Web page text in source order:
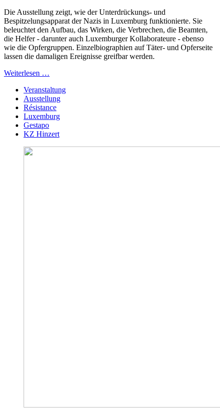
Die Ausstellung zeigt, wie der Unterdrückungs- und
Bespitzelungsapparat der Nazis in Luxemburg funktionierte. Sie
beleuchtet den Aufbau, das Wirken, die Verbrechen, die Beamten,
die Helfer - darunter auch Luxemburger Kollaborateure - ebenso
wie die Opfergruppen. Einzelbiographien auf Täter- und Opferseite
lassen die damaligen Ereignisse greifbar werden.
Weiterlesen …
Veranstaltung
Ausstellung
Résistance
Luxemburg
Gestapo
KZ Hinzert